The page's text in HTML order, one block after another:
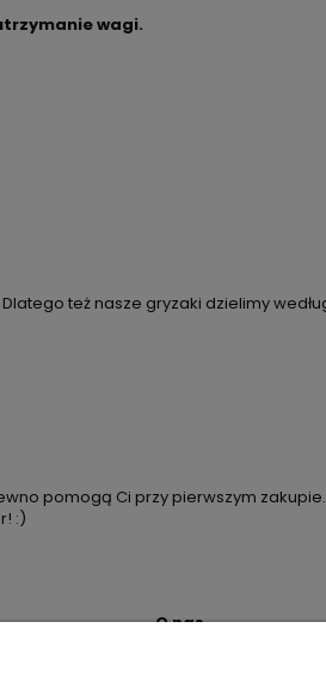
wagi.
też nasze gryzaki dzielimy
pomogą Ci przy pierwszym zakupie.
:)
O nas